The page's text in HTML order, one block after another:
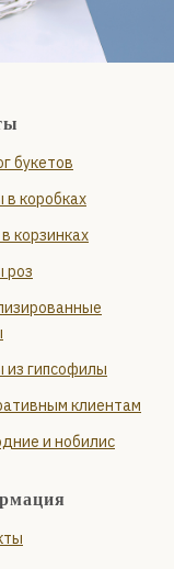
букетов
в коробках
корзинках
роз
из гипсофилы
клиентам
и нобилис